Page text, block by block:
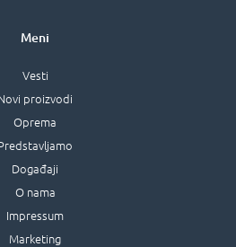
Meni
Vesti
proizvodi
Oprema
Događaji
O nama
Impressum
Marketing